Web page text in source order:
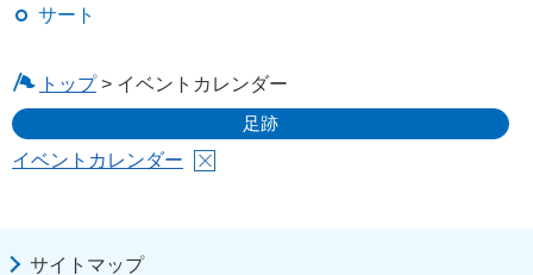
サート
トップ> イベントカレンダー
足跡
イベントカレンダー
サイトマップ